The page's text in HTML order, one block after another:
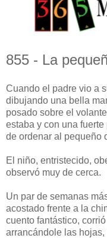
855 - La
Cuando el padre vio a
dibujando una bella
posado sobre el
estaba y con una
de ordenar al pequeño
El niño, entristecido,
observó muy de cerca.
Un par de semanas
acostado frente a la
cuento fantástico,
arrancándole las